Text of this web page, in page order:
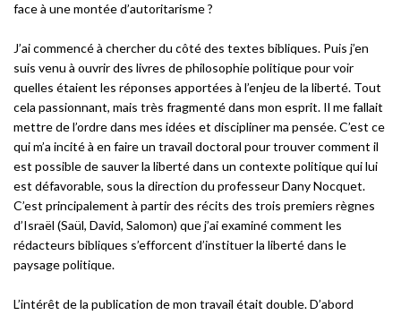
face à une montée d’autoritarisme ?
J’ai commencé à chercher du côté des textes bibliques. Puis j’en
suis venu à ouvrir des livres de philosophie politique pour voir
quelles étaient les réponses apportées à l’enjeu de la liberté. Tout
cela passionnant, mais très fragmenté dans mon esprit. Il me fallait
mettre de l’ordre dans mes idées et discipliner ma pensée. C’est ce
qui m’a incité à en faire un travail doctoral pour trouver comment il
est possible de sauver la liberté dans un contexte politique qui lui
est défavorable, sous la direction du professeur Dany Nocquet.
C’est principalement à partir des récits des trois premiers règnes
d’Israël (Saül, David, Salomon) que j’ai examiné comment les
rédacteurs bibliques s’efforcent d’instituer la liberté dans le
paysage politique.
L’intérêt de la publication de mon travail était double. D’abord